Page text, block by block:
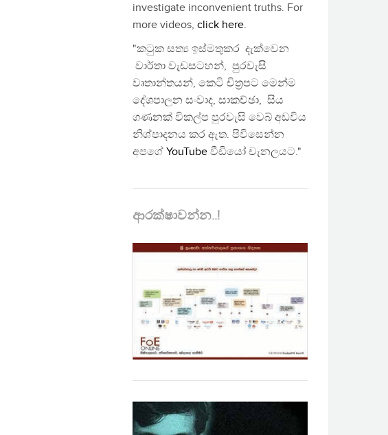
investigate inconvenient truths. For
more videos, click here.
"කටුක සත්‍ය ඉස්මතුකර දැක්වෙන
වාර්තා වැඩසටහන්, පුරවැසි
වෘතාන්තයන්, කෙටි චිත්‍රපට මෙන්ම
දේශපාලන සංවාද, සාකච්ඡා, සිය
ගණනක් විකල්ප පුරවැසි වෙබ් අඩවිය
නිශ්පාදනය කර ඇත. පිවිසෙන්න
අපගේ YouTube වීඩියෝ චැනලයට."
ආරක්ෂාවන්න..!